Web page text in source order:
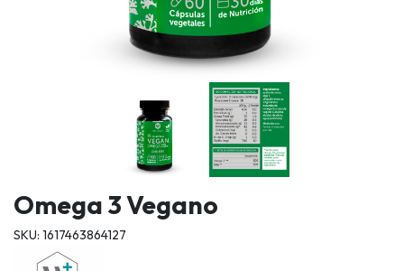
Omega 3 Vegano
SKU: 1617463864127